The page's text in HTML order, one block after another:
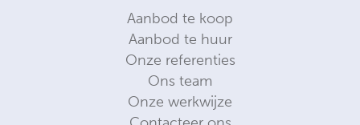
Aanbod te koop
Aanbod te huur
Onze referenties
Ons team
Onze werkwijze